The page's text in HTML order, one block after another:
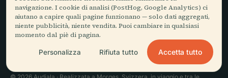
Privacy
Termini
Impostazioni cookie
Elimina account
navigazione. I cookie di analisi (PostHog, Google Analytics) ci
aiutano a capire quali pagine funzionano — solo dati aggregati,
niente pubblicità, niente vendita. Puoi cambiare in qualsiasi
momento dal piè di pagina.
Personalizza Rifiuta tutto Accetta tutto